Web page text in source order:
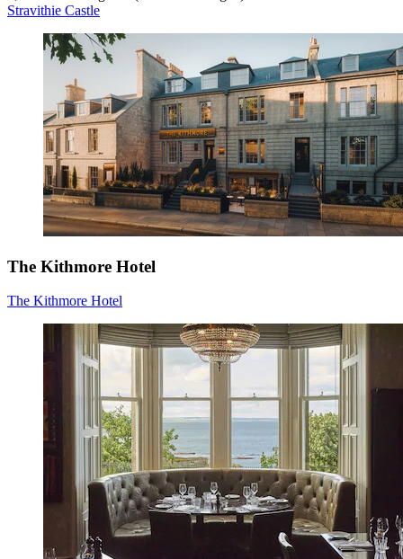
Stravithie Castle
The Kithmore Hotel
The Kithmore Hotel